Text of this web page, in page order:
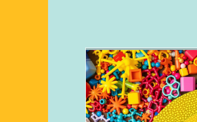
WN-FBG SPM-2
UEMF Propriozeption